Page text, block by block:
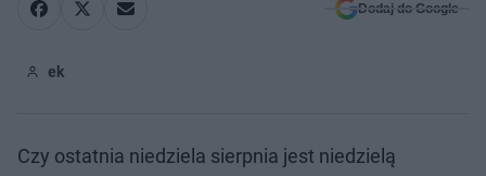
Dodaj do Google
ek
Czy ostatnia niedziela sierpnia jest niedzielą